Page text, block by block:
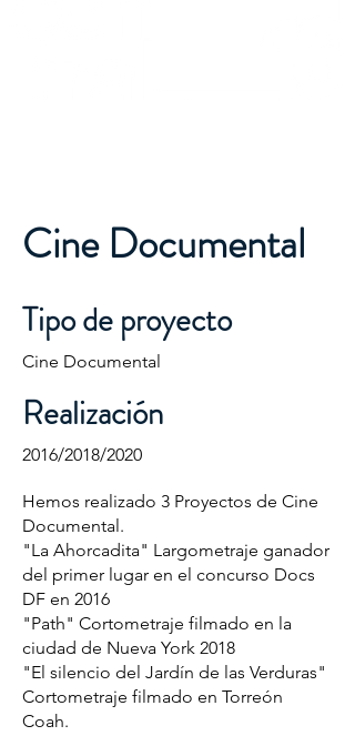
Cine Documental
Tipo de proyecto
Cine Documental
Realización
2016/2018/2020
Hemos realizado 3 Proyectos de Cine
Documental.
"La Ahorcadita" Largometraje ganador
del primer lugar en el concurso Docs
DF en 2016
"Path" Cortometraje filmado en la
ciudad de Nueva York 2018
"El silencio del Jardín de las Verduras"
Cortometraje filmado en Torreón
Coah.